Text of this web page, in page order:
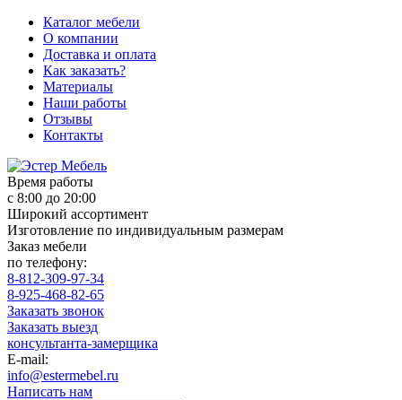
Каталог мебели
О компании
Доставка и оплата
Как заказать?
Материалы
Наши работы
Отзывы
Контакты
Время работы
с 8:00 до 20:00
Широкий ассортимент
Изготовление по индивидуальным размерам
Заказ мебели
по телефону:
8-812-309-97-34
8-925-468-82-65
Заказать звонок
Заказать выезд
консультанта-замерщика
E-mail:
info@estermebel.ru
Написать нам